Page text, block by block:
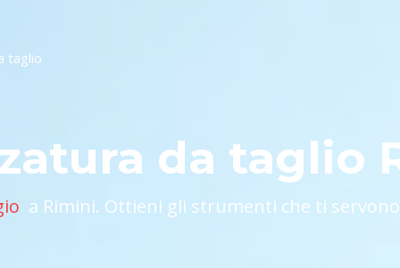
taglio
da taglio
a Rimini. Ottieni gli strumenti che ti